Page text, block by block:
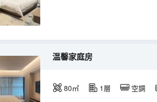
温馨家庭房
80㎡ 1層 空調